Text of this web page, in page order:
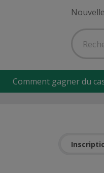
Comment gagner du